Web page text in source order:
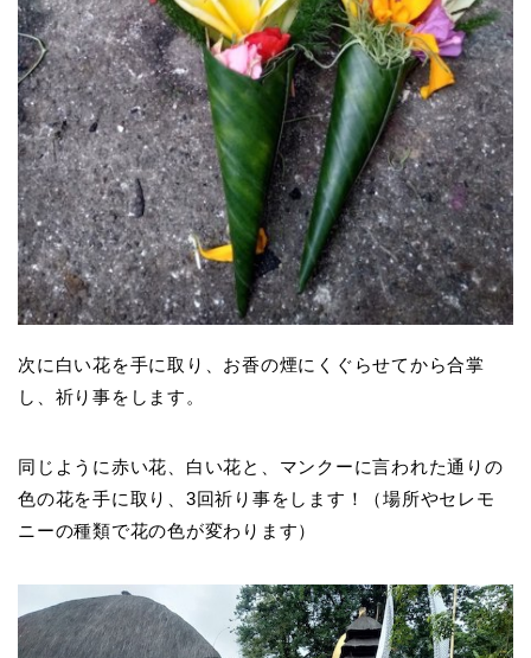
次に白い花を手に取り、お香の煙にくぐらせてから合掌
し、祈り事をします。
同じように赤い花、白い花と、マンクーに言われた通りの
色の花を手に取り、3回祈り事をします！（場所やセレモ
ニーの種類で花の色が変わります）